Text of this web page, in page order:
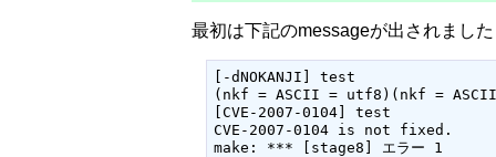
最初は下記のmessageが出されまし
[-dNOKANJI] test
(nkf = ASCII = utf8)(nkf =
[CVE-2007-0104] test
CVE-2007-0104 is not fixed.
make: *** [stage8] エラー 1